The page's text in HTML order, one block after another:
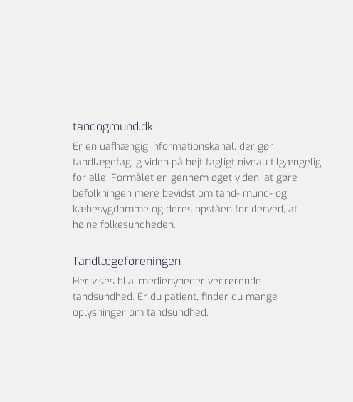
tandogmund.dk
Er en uafhængig informationskanal, der gør
tandlægefaglig viden på højt fagligt niveau tilgængelig
for alle. Formålet er, gennem øget viden, at gøre
befolkningen mere bevidst om tand- mund- og
kæbesygdomme og deres opståen for derved, at
højne folkesundheden.
Tandlægeforeningen
Her vises bl.a. medienyheder vedrørende
tandsundhed. Er du patient, finder du mange
oplysninger om tandsundhed.